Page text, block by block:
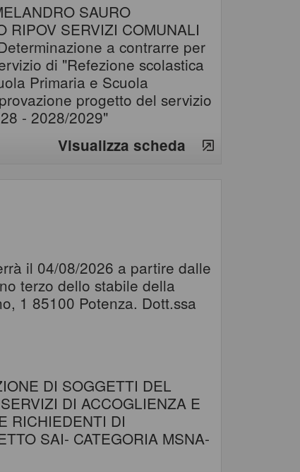
SAURO
RIPOV SERVIZI COMUNALI
a contrarre per
di "Refezione scolastica
Primaria e Scuola
progetto del servizio
- 2028/2029"
Visualizza scheda
il 04/08/2026 a partire dalle
terzo dello stabile della
1 85100 Potenza. Dott.ssa
DI SOGGETTI DEL
DI ACCOGLIENZA E
RICHIEDENTI DI
SAI- CATEGORIA MSNA-